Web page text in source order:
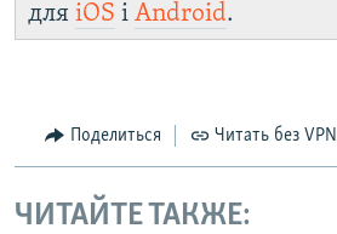
для iOS і Android.
Поделиться Читать без VPN
ЧИТАЙТЕ ТАКЖЕ: